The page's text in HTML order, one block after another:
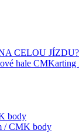
CELOU JÍZDU?
hale CMKarting
body
/ CMK body